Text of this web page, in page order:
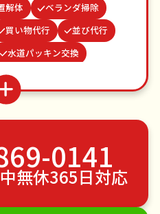
解体
ベランダ掃除
買い物代行
並び代行
水道パッキン交換
理
付け
場所取り代行
組立
お墓参り代行
っ越し
植木の剪定
り付け
ペットのお世話
グ
DIY・日曜大工
0141
無休365日対応